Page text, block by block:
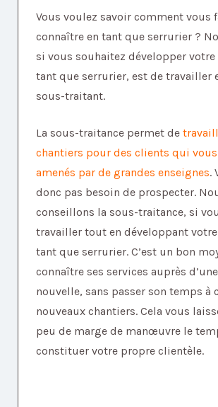
Vous voulez savoir comment vous
connaître en tant que serrurier ?
si vous souhaitez développer votre
tant que serrurier, est de travailler
sous-traitant.
La sous-traitance permet de
chantiers pour des clients qui
amenés par de grandes enseignes.
donc pas besoin de prospecter.
conseillons la sous-traitance, si
travailler tout en développant votre
tant que serrurier. C’est un bon
connaître ses services auprès
nouvelle, sans passer son temps à
nouveaux chantiers. Cela vous
peu de marge de manœuvre le
constituer votre propre clientèle.